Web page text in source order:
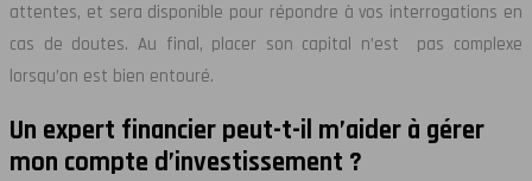
attentes, et sera disponible pour répondre à vos interrogations en
cas de doutes. Au final, placer son capital n’est pas complexe
lorsqu’on est bien entouré.
Un expert financier peut-t-il m’aider à gérer
mon compte d’investissement ?